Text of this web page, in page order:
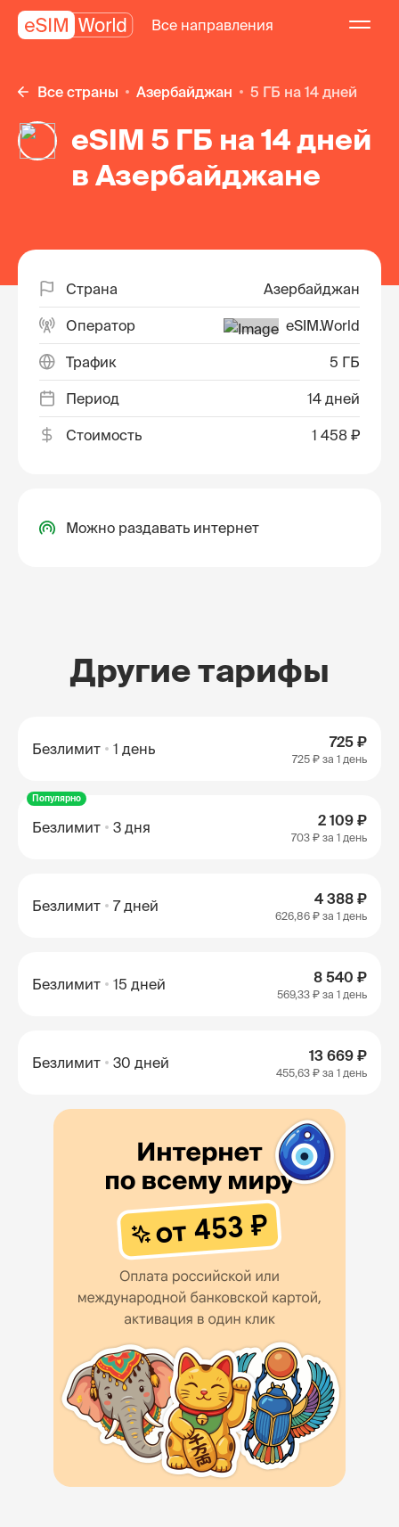
Все направления
Все страны Азербайджан 5 ГБ на 14 дней
eSIM 5 ГБ на 14 дней
в Азербайджане
Страна Азербайджан
Оператор eSIM.World
Трафик 5 ГБ
Период 14 дней
Стоимость 1 458 ₽
Можно раздавать интернет
Другие тарифы
Безлимит 1 день 725 ₽
725 ₽ за 1 день
Популярно
Безлимит 3 дня 2 109 ₽
703 ₽ за 1 день
Безлимит 7 дней 4 388 ₽
626,86 ₽ за 1 день
Безлимит 15 дней 8 540 ₽
569,33 ₽ за 1 день
Безлимит 30 дней 13 669 ₽
455,63 ₽ за 1 день